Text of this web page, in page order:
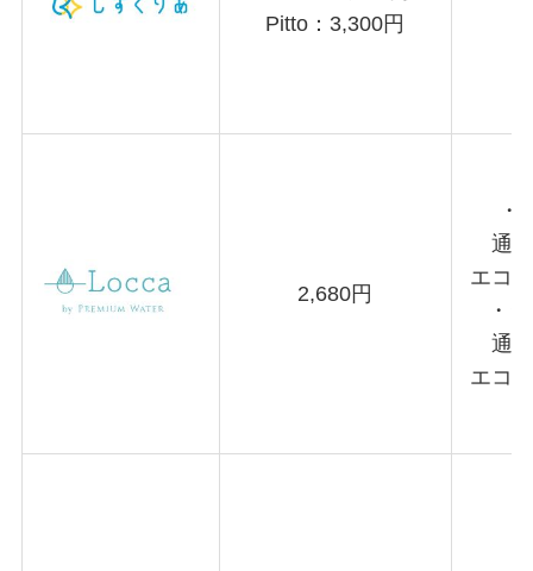
Pitto：3,300円
2,680円
・
通
エコ
・
通
エコ